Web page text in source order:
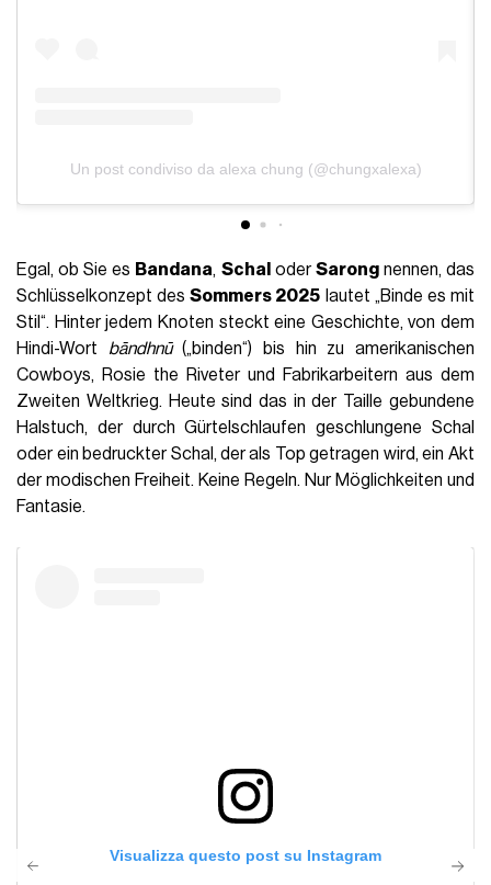
Un post condiviso da alexa chung (@chungxalexa)
Egal, ob Sie es Bandana, Schal oderSarongnennen, das
Schlüsselkonzept desSommers 2025 lautet „Binde es mit
Stil“. Hinter jedem Knoten steckt eine Geschichte, von dem
Hindi-Wort bāndhnū(„binden“) bis hin zu amerikanischen
Cowboys, Rosie the Riveter und Fabrikarbeitern aus dem
Zweiten Weltkrieg. Heute sind das in der Taille gebundene
Halstuch, der durch Gürtelschlaufen geschlungene Schal
oder ein bedruckter Schal, der als Top getragen wird, ein Akt
der modischen Freiheit. Keine Regeln. Nur Möglichkeiten und
Fantasie.
Visualizza questo post su Instagram